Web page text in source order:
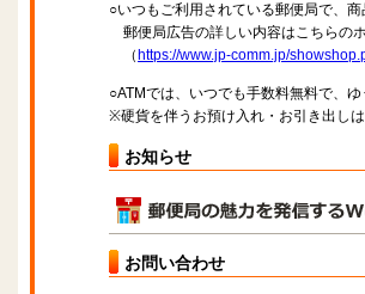
○いつもご利用されている郵便局で、
郵便局広告の詳しい内容はこちらの
（ https://www.jp-comm.jp/
○ATMでは、いつでも手数料無料で、
※硬貨を伴うお預け入れ・お引き出し
お知らせ
お問い合わせ